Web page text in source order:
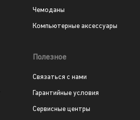
Чемоданы
Компьютерные аксессуары
Полезное
Связаться с нами
Гарантийные условия
Сервисные центры